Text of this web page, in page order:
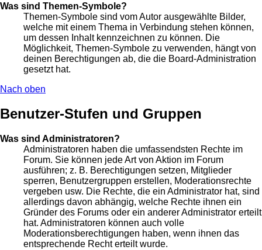
Was sind Themen-Symbole?
Themen-Symbole sind vom Autor ausgewählte Bilder,
welche mit einem Thema in Verbindung stehen können,
um dessen Inhalt kennzeichnen zu können. Die
Möglichkeit, Themen-Symbole zu verwenden, hängt von
deinen Berechtigungen ab, die die Board-Administration
gesetzt hat.
Nach oben
Benutzer-Stufen und Gruppen
Was sind Administratoren?
Administratoren haben die umfassendsten Rechte im
Forum. Sie können jede Art von Aktion im Forum
ausführen; z. B. Berechtigungen setzen, Mitglieder
sperren, Benutzergruppen erstellen, Moderationsrechte
vergeben usw. Die Rechte, die ein Administrator hat, sind
allerdings davon abhängig, welche Rechte ihnen ein
Gründer des Forums oder ein anderer Administrator erteilt
hat. Administratoren können auch volle
Moderationsberechtigungen haben, wenn ihnen das
entsprechende Recht erteilt wurde.